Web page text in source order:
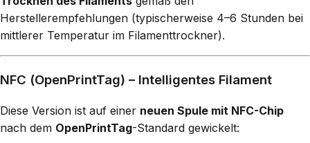
Herstellerempfehlungen (typischerweise 4–6 Stunden bei
mittlerer Temperatur im Filamenttrockner).
NFC (OpenPrintTag) – Intelligentes Filament
Diese Version ist auf einer neuen Spule mit NFC-Chip
nach dem OpenPrintTag-Standard gewickelt: